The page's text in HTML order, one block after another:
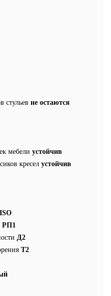
стульев не остаются
мебели устойчив
кресел устойчив
РП1
Д2
Т2